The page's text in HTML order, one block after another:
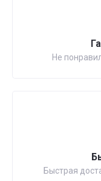
Не
Быстрая